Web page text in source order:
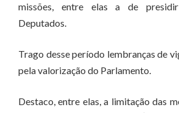
missões, entre elas a de
Deputados.
Trago desse período lembranças de
pela valorização do Parlamento.
Destaco, entre elas, a limitação das